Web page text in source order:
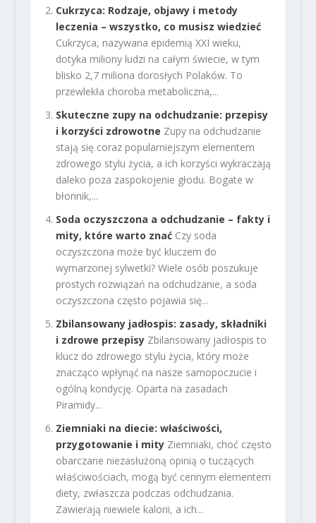
Cukrzyca: Rodzaje, objawy i metody
leczenia – wszystko, co musisz wiedzieć
Cukrzyca, nazywana epidemią XXI wieku,
dotyka miliony ludzi na całym świecie, w tym
blisko 2,7 miliona dorosłych Polaków. To
przewlekła choroba metaboliczna,...
Skuteczne zupy na odchudzanie: przepisy
i korzyści zdrowotne Zupy na odchudzanie
stają się coraz popularniejszym elementem
zdrowego stylu życia, a ich korzyści wykraczają
daleko poza zaspokojenie głodu. Bogate w
błonnik,...
Soda oczyszczona a odchudzanie – fakty i
mity, które warto znać Czy soda
oczyszczona może być kluczem do
wymarzonej sylwetki? Wiele osób poszukuje
prostych rozwiązań na odchudzanie, a soda
oczyszczona często pojawia się...
Zbilansowany jadłospis: zasady, składniki
i zdrowe przepisy Zbilansowany jadłospis to
klucz do zdrowego stylu życia, który może
znacząco wpłynąć na nasze samopoczucie i
ogólną kondycję. Oparta na zasadach
Piramidy...
Ziemniaki na diecie: właściwości,
przygotowanie i mity Ziemniaki, choć często
obarczane niezasłużoną opinią o tuczących
właściwościach, mogą być cennym elementem
diety, zwłaszcza podczas odchudzania.
Zawierają niewiele kalorii, a ich...